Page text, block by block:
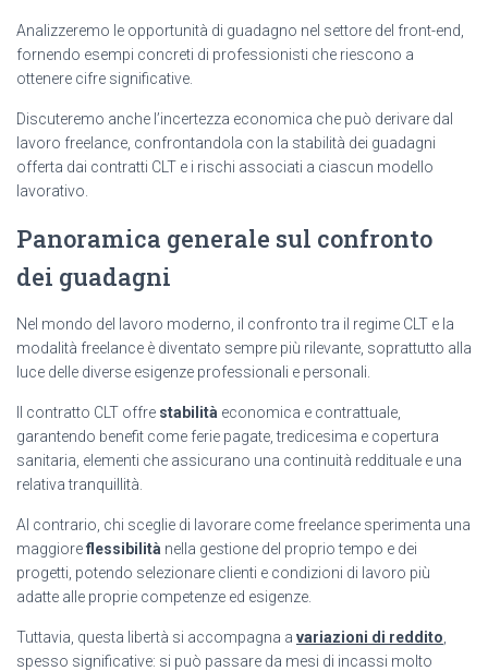
Analizzeremo le opportunità di guadagno nel settore del front-end,
fornendo esempi concreti di professionisti che riescono a
ottenere cifre significative.
Discuteremo anche l’incertezza economica che può derivare dal
lavoro freelance, confrontandola con la stabilità dei guadagni
offerta dai contratti CLT e i rischi associati a ciascun modello
lavorativo.
Panoramica generale sul confronto
dei guadagni
Nel mondo del lavoro moderno, il confronto tra il regime CLT e la
modalità freelance è diventato sempre più rilevante, soprattutto alla
luce delle diverse esigenze professionali e personali.
Il contratto CLT offre stabilità economica e contrattuale,
garantendo benefit come ferie pagate, tredicesima e copertura
sanitaria, elementi che assicurano una continuità reddituale e una
relativa tranquillità.
Al contrario, chi sceglie di lavorare come freelance sperimenta una
maggioreflessibilità nella gestione del proprio tempo e dei
progetti, potendo selezionare clienti e condizioni di lavoro più
adatte alle proprie competenze ed esigenze.
Tuttavia, questa libertà si accompagna a variazioni di reddito
spesso significative: si può passare da mesi di incassi molto